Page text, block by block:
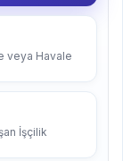
veya Havale
İşçilik